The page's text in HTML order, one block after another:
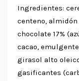
Ingredientes:
centeno,
chocolate 17%
cacao,
girasol alto
gasificantes